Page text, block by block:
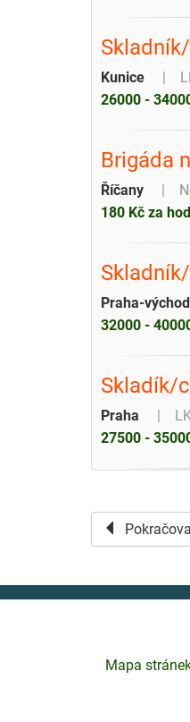
Kunice
26000 -
Brigáda
Říčany
180 Kč za
Praha-východ
32000 -
Skladík/
Praha
27500 -
Mapa